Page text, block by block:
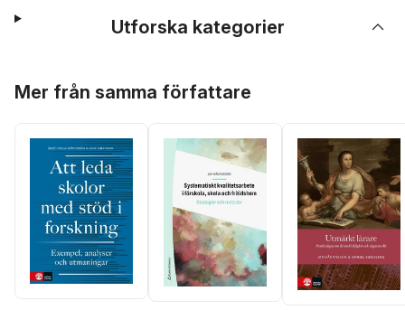
Utforska kategorier
Mer från samma författare